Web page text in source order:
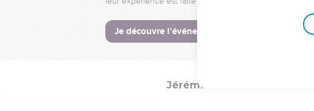
C'est pourquoi, voici ce que
tes paroles tu as appelé les
Le prophète Hanania mourut
Jérémie